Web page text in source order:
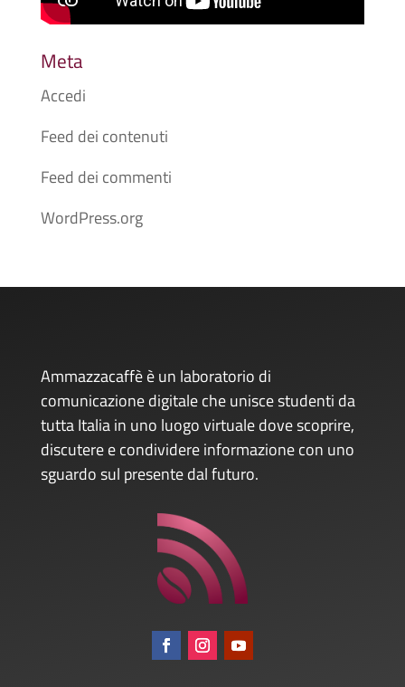
Meta
Accedi
Feed dei contenuti
Feed dei commenti
WordPress.org
Ammazzacaffè è un laboratorio di
comunicazione digitale che unisce studenti da
tutta Italia in uno luogo virtuale dove scoprire,
discutere e condividere informazione con uno
sguardo sul presente dal futuro.